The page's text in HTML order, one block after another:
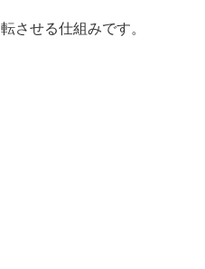
させる仕組みです。